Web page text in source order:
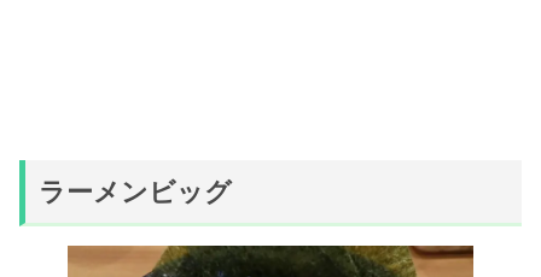
ラーメンビッグ